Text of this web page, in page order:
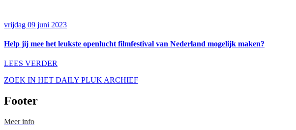
vrijdag 09 juni 2023
Help jij mee het leukste openlucht filmfestival van Nederland mogelijk maken?
LEES VERDER
ZOEK IN HET DAILY PLUK ARCHIEF
Footer
Meer info